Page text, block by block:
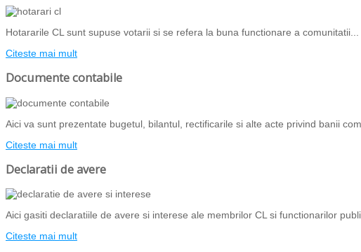
Hotararile CL sunt supuse votarii si se refera la buna functionare a comunitatii...
Citeste mai mult
Documente contabile
Aici va sunt prezentate bugetul, bilantul, rectificarile si alte acte privind banii
Citeste mai mult
Declaratii de avere
Aici gasiti declaratiile de avere si interese ale membrilor CL si functionarilor
Citeste mai mult